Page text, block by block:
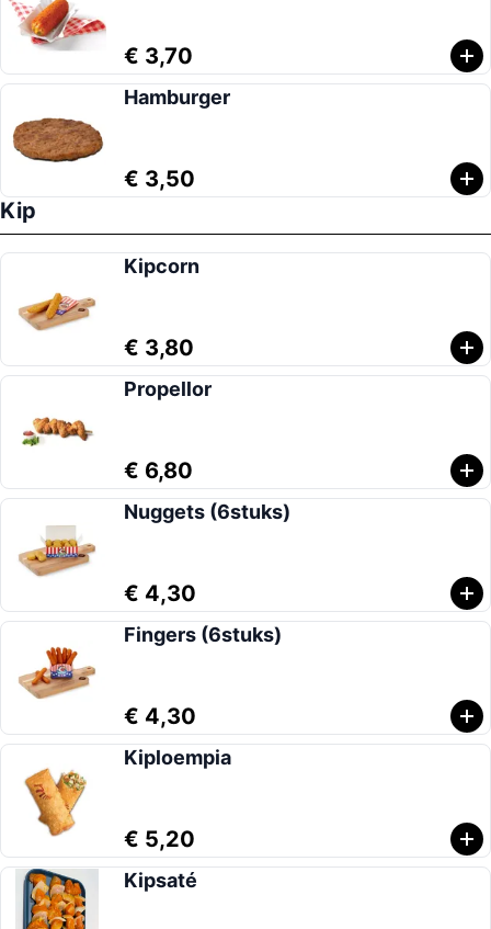
€ 3,70
Hamburger
€ 3,50
Kip
Kipcorn
€ 3,80
Propellor
€ 6,80
Nuggets (6stuks)
€ 4,30
Fingers (6stuks)
€ 4,30
Kiploempia
€ 5,20
Kipsaté